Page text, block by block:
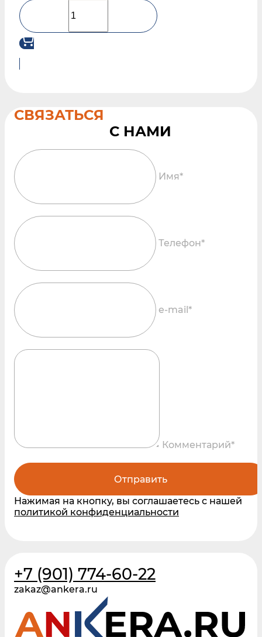
СВЯЗАТЬСЯ
Имя*
Телефон*
e-mail*
Комментарий*
Отправить
Нажимая на кнопку, вы соглашаетесь с нашей
политикой конфиденциальности
+7 (901) 774-60-22
zakaz@ankera.ru